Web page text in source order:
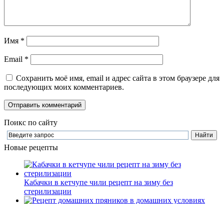
Имя *
Email *
Сохранить моё имя, email и адрес сайта в этом браузере для
последующих моих комментариев.
Поикс по сайту
Новые рецепты
Кабачки в кетчупе чили рецепт на зиму без
стерилизации